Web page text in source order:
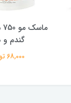
گندم و
68,000 تومان